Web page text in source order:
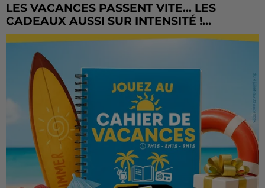
LES VACANCES PASSENT VITE... LES
CADEAUX AUSSI SUR INTENSITÉ !...